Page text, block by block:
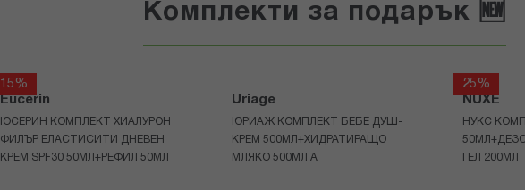
Комплекти за подарък 🆕
15%
Eucerin
ЮСЕРИН КОМПЛЕКТ ХИАЛУРОН
ФИЛЪР ЕЛАСТИСИТИ ДНЕВЕН
КРЕМ SPF30 50МЛ+РЕФИЛ 50МЛ
Uriage
ЮРИАЖ КОМПЛЕКТ БЕБЕ ДУШ-
КРЕМ 500МЛ+ХИДРАТИРАЩО
МЛЯКО 500МЛ A
25%
NUXE
НУКС
ГЕЛ 200МЛ